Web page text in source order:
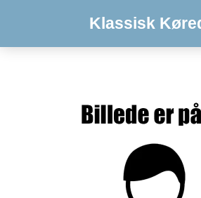
Klassisk